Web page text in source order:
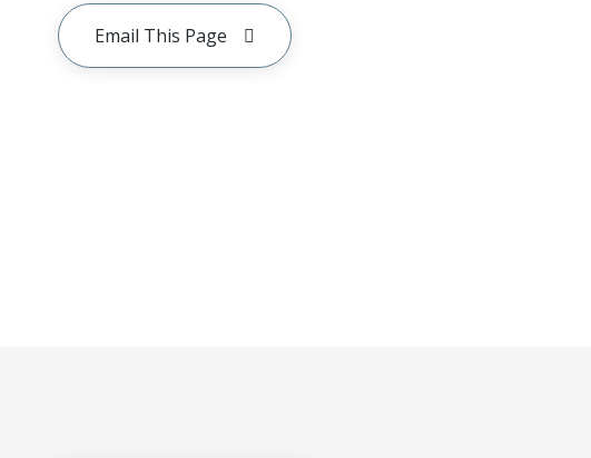
Email This Page